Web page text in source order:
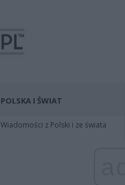
POLSKA I ŚWIAT
Wiadomości z Polski i ze świata